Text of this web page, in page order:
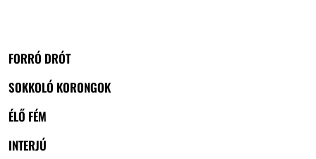
FORRÓ DRÓT
SOKKOLÓ KORONGOK
ÉLŐ FÉM
INTERJÚ